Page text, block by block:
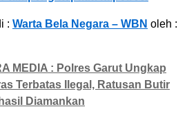
: Warta Bela Negara – WBN oleh :
MEDIA : Polres Garut Ungkap
Terbatas Ilegal, Ratusan Butir
Diamankan